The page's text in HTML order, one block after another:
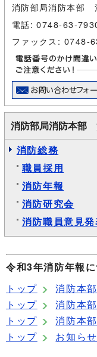
消防部局消防本部
電話: 0748-63-
ファックス: 0748-
消防部局消防本部
消防総務
職員採用
消防年報
消防研究会
消防職員意見
令和3年消防年報
トップ
消防本部
トップ
消防本部
トップ
消防本部
トップ
お知らせ